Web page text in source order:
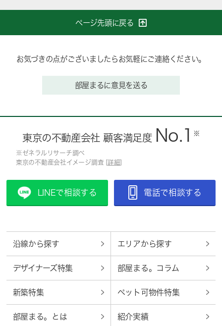
ページ先頭に戻る
お気づきの点がございましたらお気軽にご連絡ください。
部屋まるに意見を送る
東京の不動産会社 顧客満足度 No.1 ※
※ゼネラルリサーチ調べ
東京の不動産会社イメージ調査 [ 詳細
LINEで相談する 電話で相談する
沿線から探す エリアから探す
デザイナーズ特集 部屋まる。コラム
新築特集 ペット可物件特集
部屋まる。とは 紹介実績